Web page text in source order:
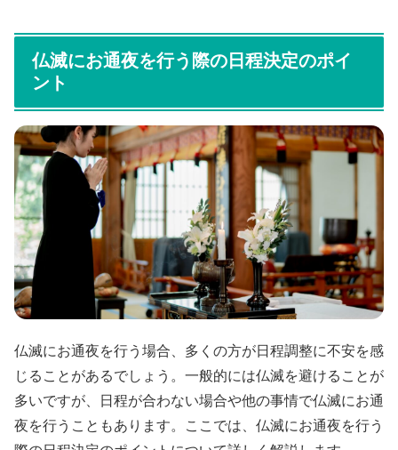
仏滅にお通夜を行う際の日程決定のポイ
ント
仏滅にお通夜を行う場合、多くの方が日程調整に不安を感
じることがあるでしょう。一般的には仏滅を避けることが
多いですが、日程が合わない場合や他の事情で仏滅にお通
夜を行うこともあります。ここでは、仏滅にお通夜を行う